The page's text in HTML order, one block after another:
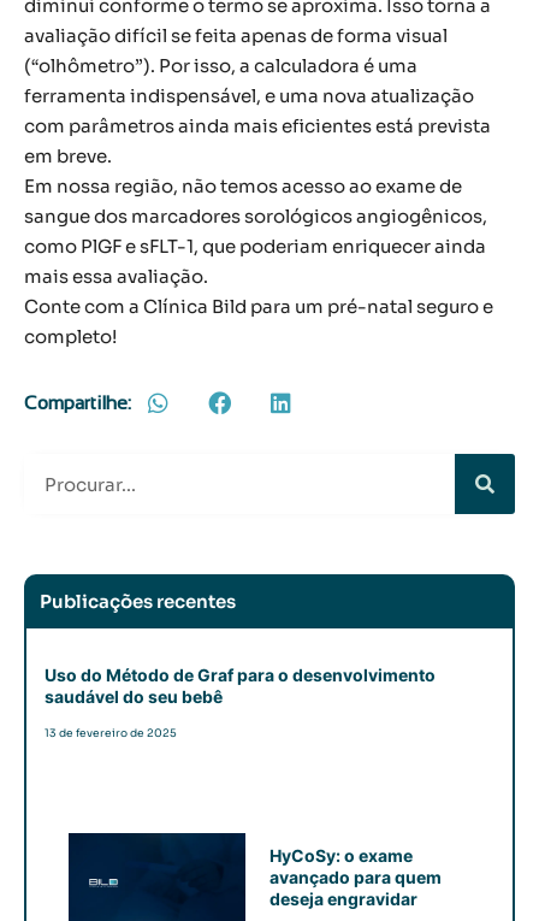
diminui conforme o termo se aproxima. Isso torna a
avaliação difícil se feita apenas de forma visual
(“olhômetro”). Por isso, a calculadora é uma
ferramenta indispensável, e uma nova atualização
com parâmetros ainda mais eficientes está prevista
em breve.
Em nossa região, não temos acesso ao exame de
sangue dos marcadores sorológicos angiogênicos,
como PlGF e sFLT-1, que poderiam enriquecer ainda
mais essa avaliação.
Conte com a Clínica Bild para um pré-natal seguro e
completo!
Compartilhe:
Publicações recentes
Uso do Método de Graf para o desenvolvimento
saudável do seu bebê
13 de fevereiro de 2025
HyCoSy: o exame
avançado para quem
deseja engravidar